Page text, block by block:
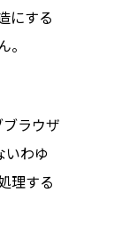
にする
ラウザ
いわゆ
理する